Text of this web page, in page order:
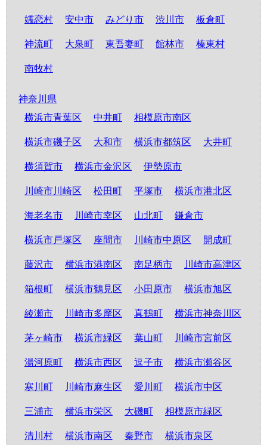
嬬恋村 安中市 みどり市 渋川市 板倉町
神流町 大泉町 東吾妻町 館林市 榛東村
南牧村
神奈川県
横浜市青葉区
中井町 相模原市南区
横浜市磯子区 大和市 横浜市都筑区 大井町
横須賀市 横浜市金沢区 伊勢原市
川崎市川崎区 松田町 平塚市 横浜市港北区
海老名市 川崎市幸区 山北町 鎌倉市
横浜市戸塚区 座間市 川崎市中原区 開成町
藤沢市 横浜市港南区 南足柄市 川崎市高津区
箱根町 横浜市鶴見区 小田原市 横浜市旭区
綾瀬市 川崎市多摩区 真鶴町 横浜市神奈川区
茅ヶ崎市 横浜市緑区 葉山町 川崎市宮前区
湯河原町 横浜市西区 逗子市 横浜市瀬谷区
寒川町 川崎市麻生区 愛川町 横浜市中区
三浦市 横浜市栄区 大磯町 相模原市緑区
清川村 横浜市南区 秦野市 横浜市泉区